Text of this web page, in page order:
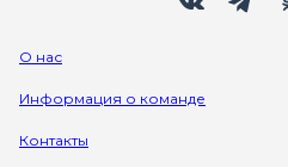
О нас
Информация о команде
Контакты